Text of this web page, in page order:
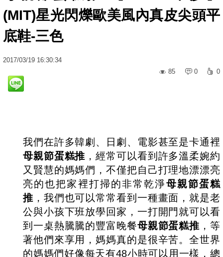
(MIT)星光閃爍歐美風內真皮尖頭平
底鞋-三色
2017/03/19 16:30:34
85
0 0
我們在許多韓劇、日劇、電影甚至是卡通裡
母親節蛋糕推 ，經常可以看到許多溫柔婉約
又賢慧的媽媽們，不僅把自己打理地漂漂亮
亮的也把家裡打掃的非常乾淨母親節蛋糕
推 ，我們也可以常常看到一種畫面，就是老
公與小孩下班放學回家，一打開門就可以看
到一桌熱騰騰的豐富晚餐母親節蛋糕推 ，等
著他們來享用，媽媽真的是很辛苦。全世界
的媽媽們好像每天有48小時可以用一樣，總